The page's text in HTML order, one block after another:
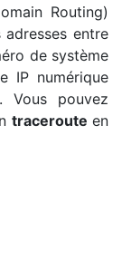
Routing)
adresses entre
de système
IP numérique
Vous pouvez
traceroute en